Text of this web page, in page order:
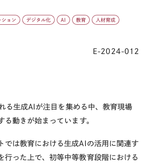
ション デジタル化 AI 教育 人材育成
E-2024-012
る生成AIが注目を集める中、教育現場
る動きが始まっています。
では教育における生成AIの活用に関連す
行った上で、初等中等教育段階における